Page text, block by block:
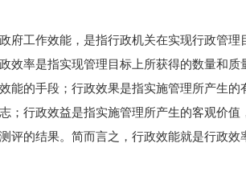
府工作效能，是指行政机关在实现行政管
效率是指实现管理目标上所获得的数量和
能的手段；行政效果是指实施管理所产生
；行政效益是指实施管理所产生的客观价
评的结果。简而言之，行政效能就是行政